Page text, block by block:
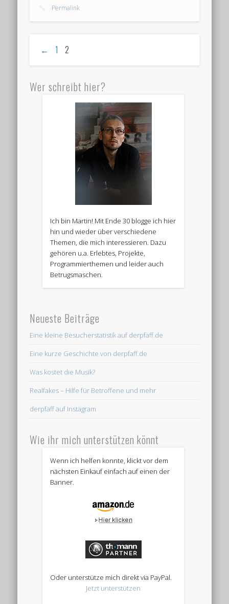
Permalink
← 1 2
Wer schreibt hier?
Ich bin Martin! Mit Ende 30 blogge ich hier
hin und wieder über verschiedene
Themen, die mich interessieren. Dazu
gehören u.a. Erlebtes, Projekte,
Programmierthemen und leider auch
Betrugsmaschen.
Neueste Beiträge
Eine kleine Besucherstatistik auf derpfaff.de
Eine kurze Geschichte von derpfaff.de
Was kostet die Musik?
Realfakes – Hilfe für Betroffene und mehr
derpfaff auf Instagram
Wie ihr mich unterstützen könnt
Wenn ich helfen konnte, klickt vor dem
nächsten Einkauf einfach auf einen der
Banner.
Oder unterstütze mich direkt via PayPal.
Jetzt unterstützen